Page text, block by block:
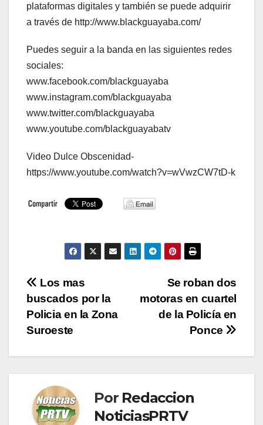
plataformas digitales y también se puede adquirir
a través de http://www.blackguayaba.com/
Puedes seguir a la banda en las siguientes redes
sociales:
www.facebook.com/blackguayaba
www.instagram.com/blackguayaba
www.twitter.com/blackguayaba
www.youtube.com/blackguayabatv
Video Dulce Obscenidad-
https://www.youtube.com/watch?v=wVwzCW7tD-k
Navegación
de
entradas
Se roban dos
motoras en cuartel
de la Policía en
Ponce
Los mas
buscados por la
Policia en la Zona
Suroeste
Por Redaccion
NoticiasPRTV